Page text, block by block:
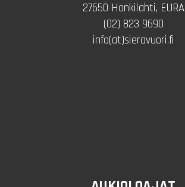
27650 Honkilahti, EURA
(02) 823 9690
info(at)sieravuori.fi